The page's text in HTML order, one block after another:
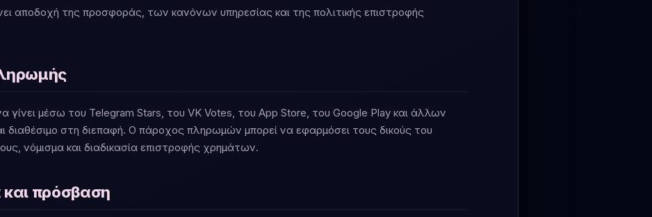
αποδοχή της προσφοράς, των κανόνων υπηρεσίας και της πολιτικής επιστροφής
γίνει μέσω του Telegram Stars, του VK Votes, του App Store, του Google Play και άλλων
διαθέσιμο στη διεπαφή. Ο πάροχος πληρωμών μπορεί να εφαρμόσει τους δικούς του
νόμισμα και διαδικασία επιστροφής χρημάτων.
και πρόσβαση